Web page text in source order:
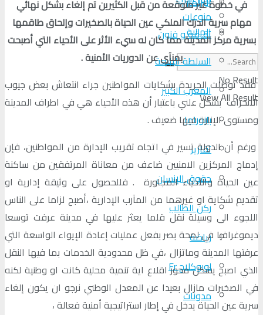
منوعات
ثقافة و فنون
No Result
View All Result
الجالية
السلطة الرابعة
المغرب الكبير
بانوراما
تقارير
حقوق الإنسان
ركن الطالب
رياضة
لوبوكلاج Fr
مدونات
في خطوة غير متوقعة من قبل الكثيرين تم إلغاء بشكل نهائي
مهام سرية الدرك الملكي عين الحياة بالصخيرات وإلحاق طاقمها
بسرية مركز المدينة مما كان له سيء الأثر على الأحياء التي أصبحت
بمنآى عن الدوريات الأمنية .
فقد توصلت الجريدة بشكايات المواطنين جراء انتعاش بعض جيوب
الانحراف بشكل علني باعتبار أن هذه الأحياء هي في اطراف المدينة
ومستوى الإنارة فيها ضعيف .
ورغم أن الدولة تسير في اتجاه تقريب الإدارة من المواطنين، فإن
إدماج المركزين الامنيين ضاعف من معاناة المرتفقين من ساكنة
عين الحياة والأحياء المجاورة . فللحصول على وثيقة إدارية او
تقديم شكاية او غيرهما من المآرب الإدارية ،أصبح لزاما على الناس
اللجوء الى وسيلة نقل قلما يعثر عليها في مدينة عرفت توسعا
ديموغرافيا في لمحة بصر بفعل عمليات إعادة الإيواء الواسعة التي
عرفتها المدينة وماتزال ،في ظل محدودية الخدمات بما فيها النقل
الذي اصبح يشكل محور اقلاع اية تنمية محلية كانت او وطنية لكنه
في الصخيرات مازال بعيدا عن المعدل الوطني نرجو ان يكون إلغاء
سرية عين الحياة يدخل في إطار استراتيجية أمنية فعالة ،